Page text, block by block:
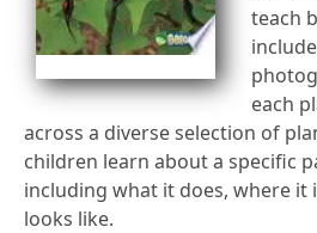
teach
each
across a diverse selection of
children learn about a specific
including what it does, where it
looks like.